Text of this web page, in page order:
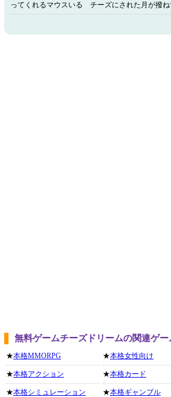
ってくれるマウスいる チーズにされた月が撥ね
無料ゲームチーズドリームの関連ゲ
★本格MMORPG
★本格アクション
★本格シミュレーション
★本格女性向け
★本格カード
★本格ギャンブル